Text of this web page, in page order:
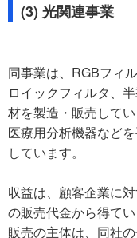
(3) 光関連事業
同事業は、RGBフィ
ロイックフィルタ、
材を製造・販売して
医療用分析機器など
しています。
収益は、顧客企業に
の販売代金から得て
販売の主体は、同社